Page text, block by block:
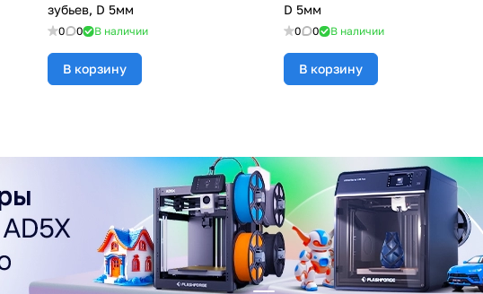
зубьев, D 5мм
0 0 В наличии
В корзину
D 5мм
0 0 В наличии
В корзину